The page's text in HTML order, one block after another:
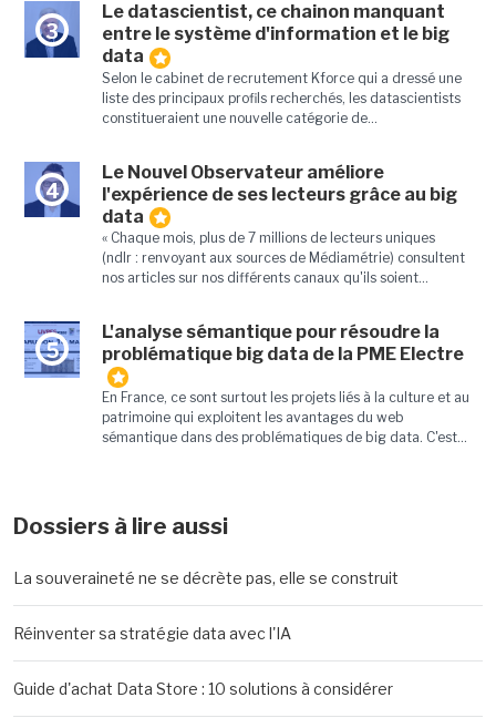
3
Le datascientist, ce chainon manquant
entre le système d'information et le big
data
Selon le cabinet de recrutement Kforce qui a dressé une
liste des principaux profils recherchés, les datascientists
constitueraient une nouvelle catégorie de...
4
Le Nouvel Observateur améliore
l'expérience de ses lecteurs grâce au big
data
« Chaque mois, plus de 7 millions de lecteurs uniques
(ndlr : renvoyant aux sources de Médiamétrie) consultent
nos articles sur nos différents canaux qu'ils soient...
5
L'analyse sémantique pour résoudre la
problématique big data de la PME Electre
En France, ce sont surtout les projets liés à la culture et au
patrimoine qui exploitent les avantages du web
sémantique dans des problématiques de big data. C'est...
Dossiers à lire aussi
La souveraineté ne se décrète pas, elle se construit
Réinventer sa stratégie data avec l'IA
Guide d'achat Data Store : 10 solutions à considérer